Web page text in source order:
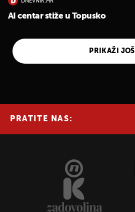
DNEVNIK.HR
AI centar stiže u Topusko
PRIKAŽI JOŠ
PRATITE NAS: